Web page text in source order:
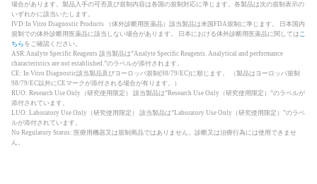
場合があります。製品入手の可否及び規制内容は各国の規制対応に準じます。各製品は次の規制表示の
いずれかに該当いたします。
IVD:In Vitro Diagnostic Products （体外診断用医薬品）該当製品は米国FDA規制に準じます。 日本国内
規制での体外診断用医薬品に該当しない場合があります。 日本における体外診断用医薬品に関しては こ
ちら をご確認ください。
ASR:Analyte Specific Reagents 該当製品は”Analyte Specific Reagents. Analytical and performance
characteristics are not established.”のラベルが添付されます。
CE: In Vitro Diagnostic該当製品及びヨーロッパ規制(98/79/EC)に順じます。 （製品はヨーロッパ規制
98/79/EC以外にCEマークが添付される場合が有ります。）
RUO: Research Use Only（研究使用限定） 該当製品は”Research Use Only（研究使用限定）”のラベルが
添付されています。
LUO: Laboratory Use Only（研究使用限定） 該当製品は”Laboratory Use Only（研究使用限定）”のラベ
ルが添付されています。
No Regulatory Status: 医療用機器又は規制商品ではありません。診断又は治療行為には使用できませ
ん。